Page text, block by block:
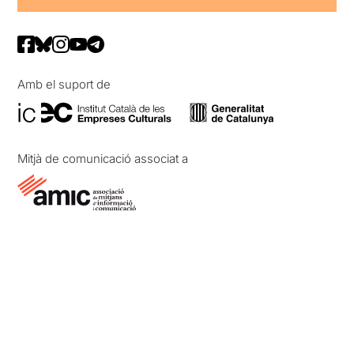
Amb el suport de
Mitjà de comunicació associat a